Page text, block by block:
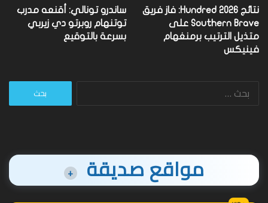
نتائج Hundred 2026: فاز فريق
Southern Brave على
متذيل الترتيب برمنغهام
فينيكس
ساندرو تونالي: أقنعه مدرب
توتنهام روبرتو دي زيربي
بسرعة بالتوقيع
البحث
مواقع صديقة +